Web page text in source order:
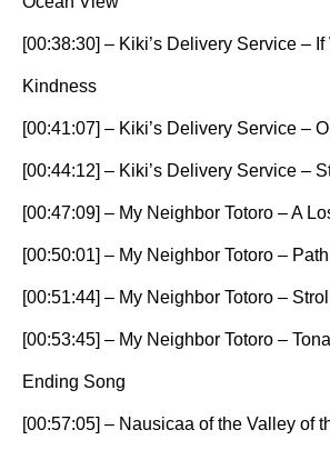
[00:38:30] – Kiki’s Delivery Service – If
Kindness
[00:41:07] – Kiki’s Delivery Service –
[00:44:12] – Kiki’s Delivery Service –
[00:47:09] – My Neighbor Totoro – A
[00:50:01] – My Neighbor Totoro –
[00:51:44] – My Neighbor Totoro – Stroll
[00:53:45] – My Neighbor Totoro –
Ending Song
[00:57:05] – Nausicaa of the Valley of